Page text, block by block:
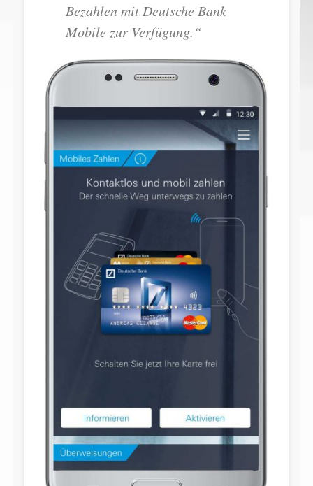
Bezahlen mit Deutsche Bank
Mobile zur Verfügung.“